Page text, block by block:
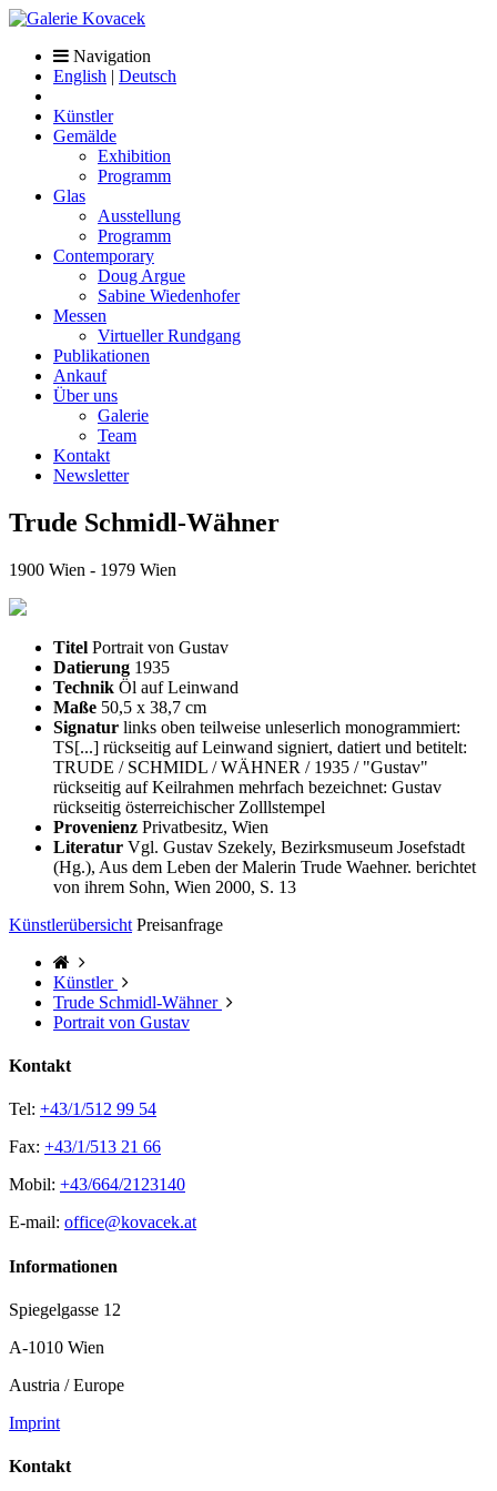
Navigation
English | Deutsch
Künstler
Gemälde
Exhibition
Programm
Glas
Ausstellung
Programm
Contemporary
Doug Argue
Sabine Wiedenhofer
Messen
Virtueller Rundgang
Publikationen
Ankauf
Über uns
Galerie
Team
Kontakt
Newsletter
Trude Schmidl-Wähner
1900 Wien - 1979 Wien
Titel Portrait von Gustav
Datierung 1935
Technik Öl auf Leinwand
Maße 50,5 x 38,7 cm
Signatur links oben teilweise unleserlich monogrammiert:
TS[...] rückseitig auf Leinwand signiert, datiert und betitelt:
TRUDE / SCHMIDL / WÄHNER / 1935 / "Gustav"
rückseitig auf Keilrahmen mehrfach bezeichnet: Gustav
rückseitig österreichischer Zolllstempel
Provenienz Privatbesitz, Wien
Literatur Vgl. Gustav Szekely, Bezirksmuseum Josefstadt
(Hg.), Aus dem Leben der Malerin Trude Waehner. berichtet
von ihrem Sohn, Wien 2000, S. 13
Künstlerübersicht Preisanfrage
Künstler
Trude Schmidl-Wähner
Portrait von Gustav
Kontakt
Tel: +43/1/512 99 54
Fax: +43/1/513 21 66
Mobil: +43/664/2123140
E-mail: office@kovacek.at
Informationen
Spiegelgasse 12
A-1010 Wien
Austria / Europe
Imprint
Kontakt